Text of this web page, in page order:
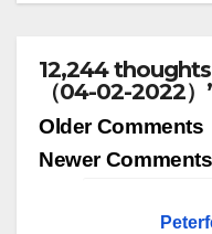
12,244 thoughts
（04-02-2022）
Comment
navigation
Older Comments
Newer Comments